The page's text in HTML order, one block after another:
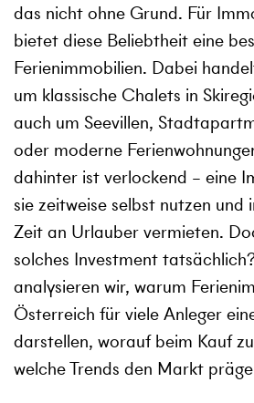
das nicht ohne Grund. Für
bietet diese Beliebtheit eine
Ferienimmobilien. Dabei
um klassische Chalets in
auch um Seevillen,
oder moderne
dahinter ist verlockend – eine
sie zeitweise selbst nutzen und
Zeit an Urlauber vermieten.
solches Investment
analysieren wir, warum
Österreich für viele Anleger
darstellen, worauf beim Kauf
welche Trends den Markt